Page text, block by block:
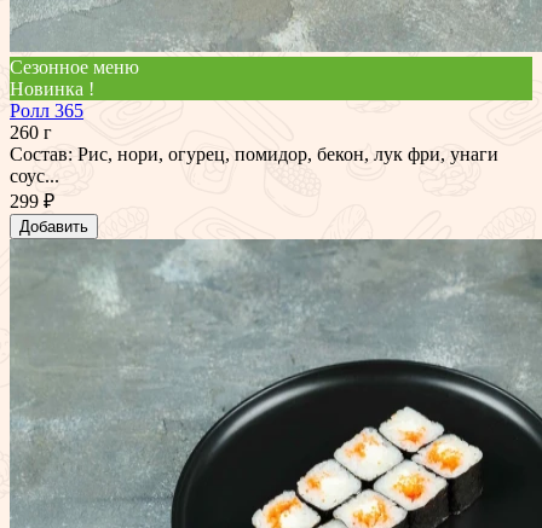
Сезонное меню
Новинка !
Ролл 365
260 г
Состав: Рис, нори, огурец, помидор, бекон, лук фри, унаги
соус...
299 ₽
Добавить